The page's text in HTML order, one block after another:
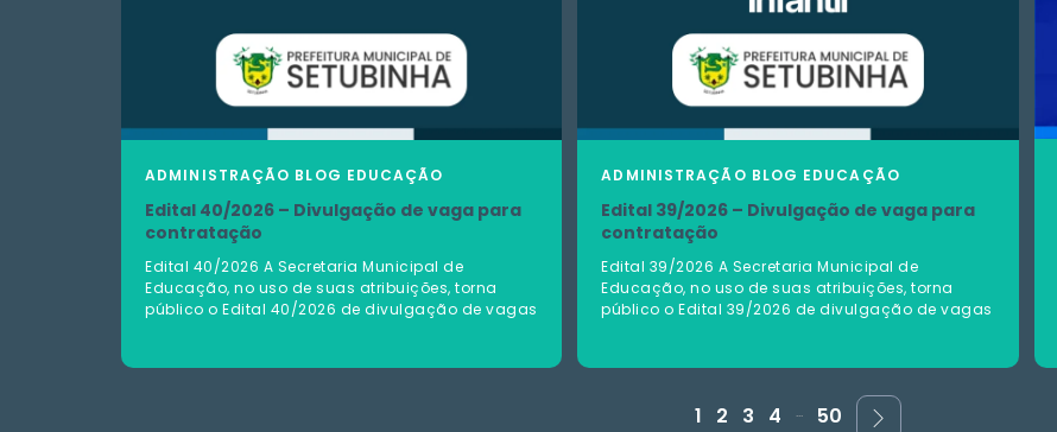
ADMINISTRAÇÃO BLOG EDUCAÇÃO
Edital 40/2026 – Divulgação de vaga para
contratação
Edital 40/2026 A Secretaria Municipal de
Educação, no uso de suas atribuições, torna
público o Edital 40/2026 de divulgação de vagas
ADMINISTRAÇÃO BLOG EDUCAÇÃO
Edital 39/2026 – Divulgação de vaga para
contratação
Edital 39/2026 A Secretaria Municipal de
Educação, no uso de suas atribuições, torna
público o Edital 39/2026 de divulgação de vagas
1 2 3 4 ... 50